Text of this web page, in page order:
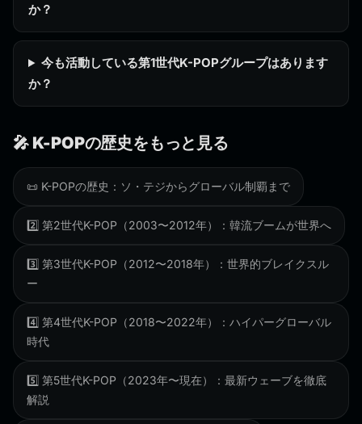
か？
今も活動している第1世代K-POPグループはあります
か？
🎤 K-POPの歴史をもっと見る
📜 K-POPの歴史：ソ・テジからグローバル制覇まで
2️⃣ 第2世代K-POP（2003〜2012年）：韓流ブームが世界へ
3️⃣ 第3世代K-POP（2012〜2018年）：世界的ブレイクスル
ー
4️⃣ 第4世代K-POP（2018〜2022年）：ハイパーグローバル
時代
5️⃣ 第5世代K-POP（2023年〜現在）：最新ウェーブを徹底
解説